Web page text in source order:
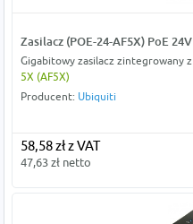
Zasilacz (POE-24-AF5X) PoE
Gigabitowy zasilacz zintegrowany
5X (AF5X)
Producent: Ubiquiti
58,58 zł z VAT
47,63 zł netto